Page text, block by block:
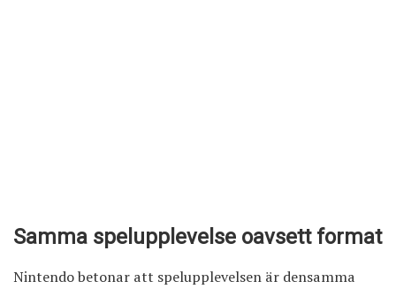
Samma spelupplevelse oavsett format
Nintendo betonar att spelupplevelsen är densamma